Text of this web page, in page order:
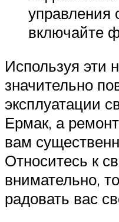
управления
включайте
Используя эти
значительно
эксплуатации
Ермак, а
вам
Относитесь к
внимательно,
радовать вас